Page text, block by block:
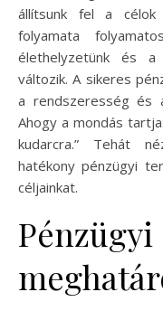
állítsunk fel a célok
folyamata
élethelyzetünk és
változik. A sikeres
a rendszeresség és
Ahogy a mondás
kudarcra.” Tehát
hatékony pénzügyi
céljainkat.